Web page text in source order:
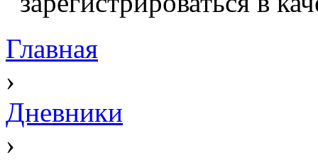
Главная
›
Дневники
›